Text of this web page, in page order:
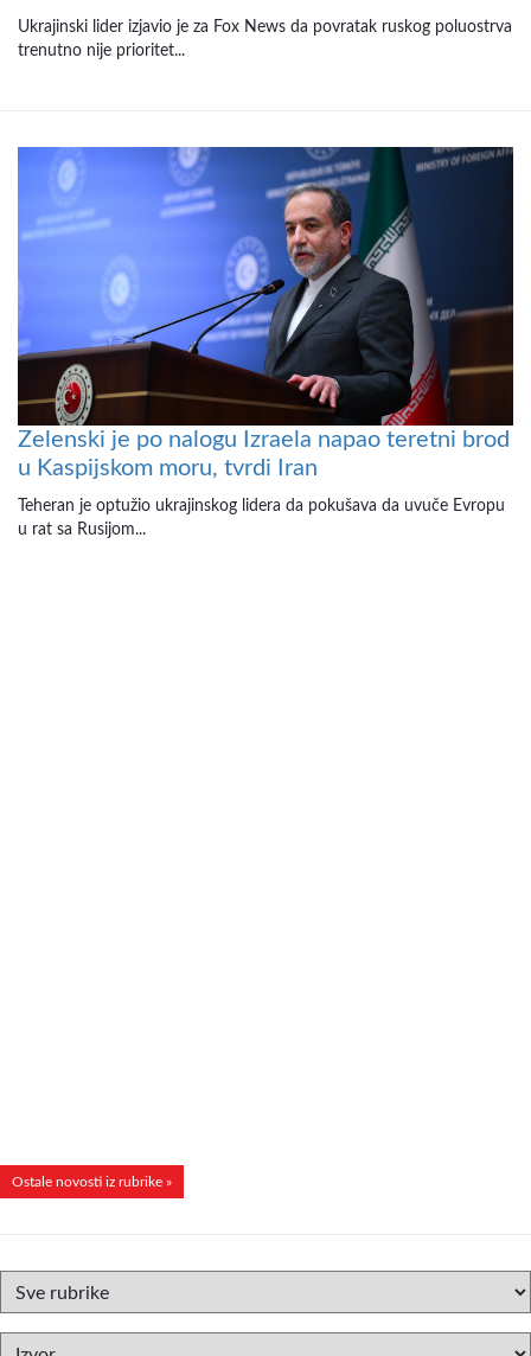
Ukrajinski lider izjavio je za Fox News da povratak ruskog poluostrva
trenutno nije prioritet...
Zelenski je po nalogu Izraela napao teretni brod
u Kaspijskom moru, tvrdi Iran
Teheran je optužio ukrajinskog lidera da pokušava da uvuče Evropu
u rat sa Rusijom...
Ostale novosti iz rubrike »